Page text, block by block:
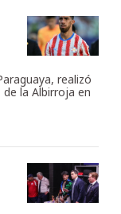
realizó
la Albirroja en